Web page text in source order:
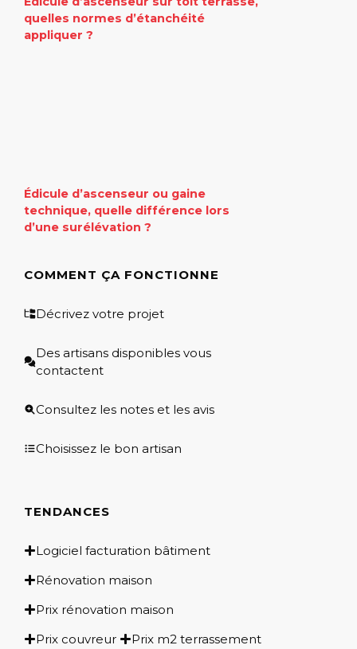
quelles normes d’étanchéité
appliquer ?
Édicule d’ascenseur ou gaine
technique, quelle différence lors
d’une surélévation ?
COMMENT ÇA FONCTIONNE
Décrivez votre projet
Des artisans disponibles vous
contactent
Consultez les notes et les avis
Choisissez le bon artisan
TENDANCES
Logiciel facturation bâtiment
Rénovation maison
Prix rénovation maison
Prix couvreur
Prix m2 terrassement